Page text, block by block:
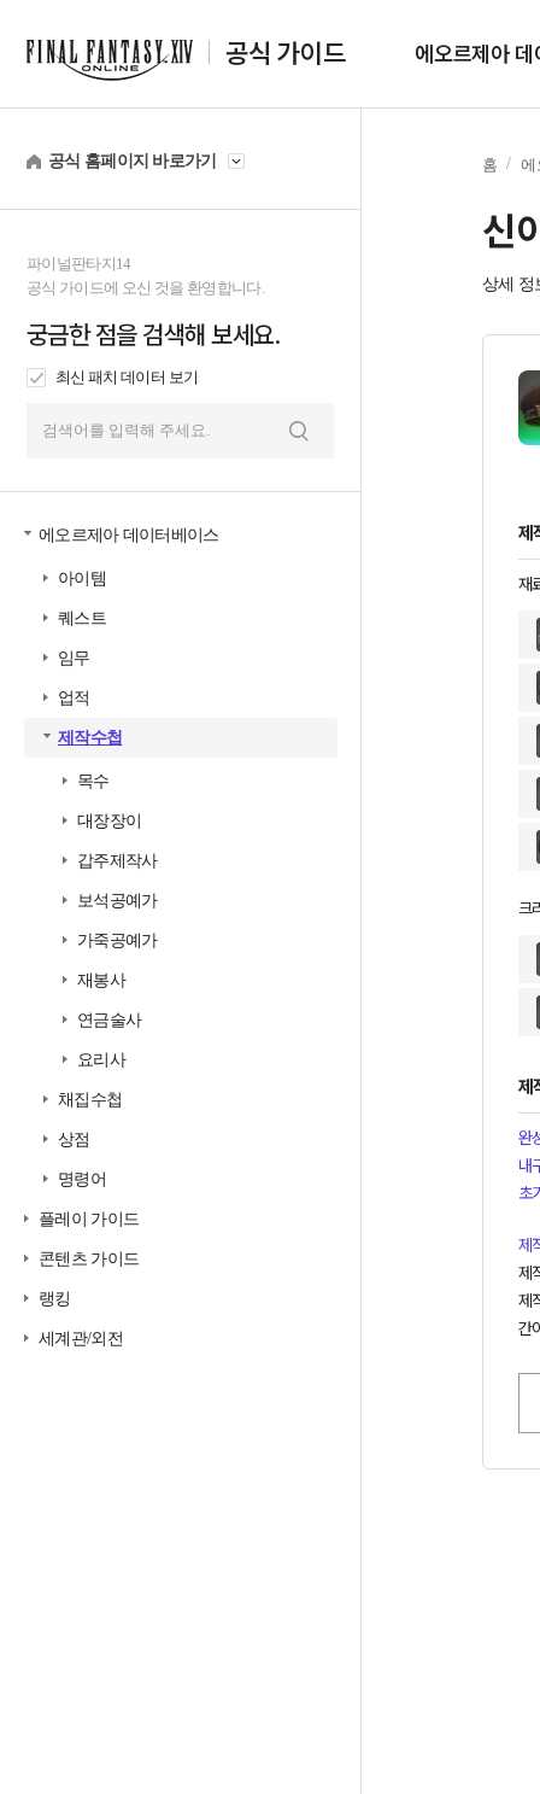
공식 가이드 에오르제아
공식 홈페이지 바로가기
파이널판타지14
공식 가이드에 오신 것을 환영합니다.
궁금한 점을 검색해 보세요.
최신 패치 데이터 보기
에오르제아 데이터베이스
아이템
퀘스트
임무
업적
제작수첩
목수
대장장이
갑주제작사
보석공예가
가죽공예가
재봉사
연금술사
요리사
채집수첩
상점
명령어
플레이 가이드
콘텐츠 가이드
랭킹
세계관/외전
홈 에
신
상세 정
제
재
크
제
완
내
초
제
제
제
간